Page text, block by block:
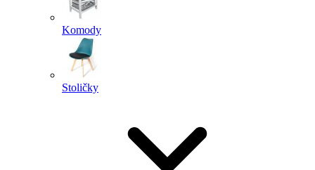
Komody
Stoličky